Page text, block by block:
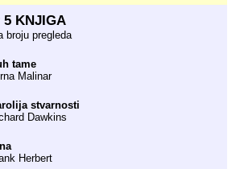
5 KNJIGA
broju pregleda
tame
Malinar
stvarnosti
Dawkins
Herbert